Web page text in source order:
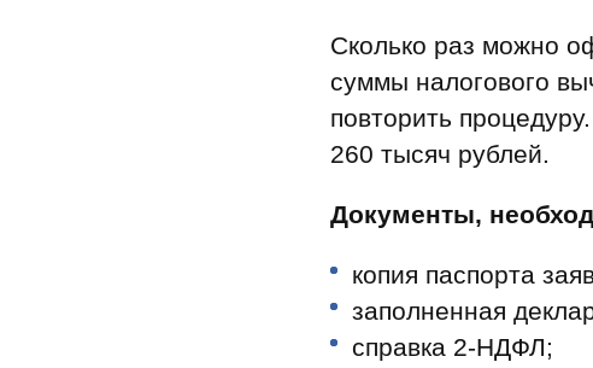
Сколько раз можно
суммы налогового
повторить
260 тысяч рублей.
Документы,
копия паспорта
заполненная
справка 2‑НДФЛ;